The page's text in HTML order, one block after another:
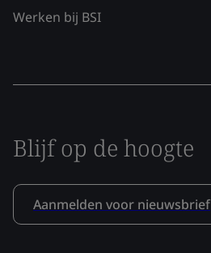
Werken bij BSI
Blijf op de hoogte
Aanmelden voor nieuwsbrief